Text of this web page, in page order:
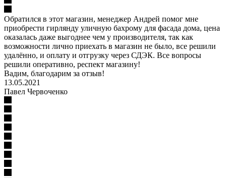
Обратился в этот магазин, менеджер Андрей помог мне
приобрести гирлянду уличную бахрому для фасада дома, цена
оказалась даже выгоднее чем у производителя, так как
возможности лично приехать в магазин не было, все решили
удалённо, и оплату и отгрузку через СДЭК. Все вопросы
решили оперативно, респект магазину!
Вадим, благодарим за отзыв!
13.05.2021
Павел Червоченко